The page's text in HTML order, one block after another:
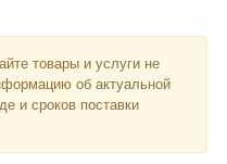
товары и услуги не
об актуальной
и сроков поставки